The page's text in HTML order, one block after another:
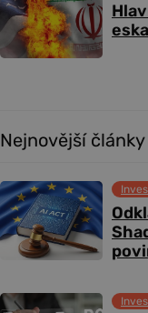
Nejnovější články